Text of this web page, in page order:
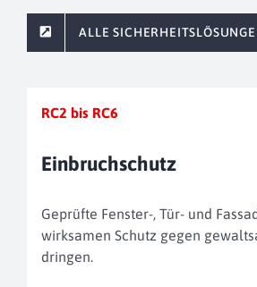
ALLE
RC2 bis RC6
Einbruch­schutz
Geprüfte Fenster-, Tür- und
wirksamen Schutz gegen
dringen.